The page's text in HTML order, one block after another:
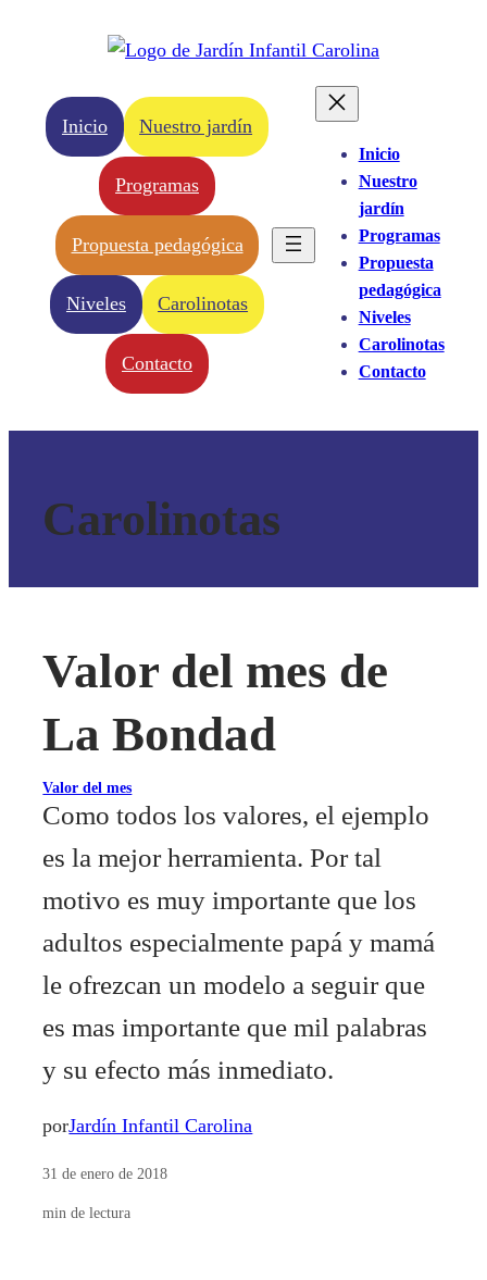
Inicio
Nuestro jardín
Programas
Propuesta pedagógica
Niveles Carolinotas
Contacto
Inicio
Nuestro
jardín
Programas
Propuesta
pedagógica
Niveles
Carolinotas
Contacto
Carolinotas
Valor del mes de
La Bondad
Valor del mes
Como todos los valores, el ejemplo
es la mejor herramienta. Por tal
motivo es muy importante que los
adultos especialmente papá y mamá
le ofrezcan un modelo a seguir que
es mas importante que mil palabras
y su efecto más inmediato.
porJardín Infantil Carolina
31 de enero de 2018
min de lectura